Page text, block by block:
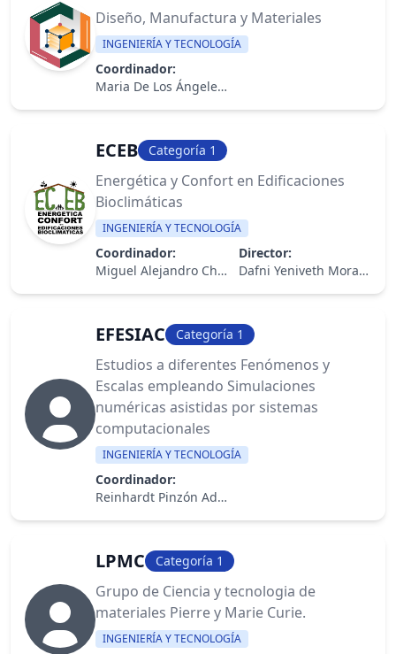
Diseño, Manufactura y Materiales
INGENIERÍA Y TECNOLOGÍA
Coordinador:
Maria De Los Ángeles Ortega Del R.
ECEB Categoría 1
Energética y Confort en Edificaciones
Bioclimáticas
INGENIERÍA Y TECNOLOGÍA
Coordinador:
Miguel Alejandro Chen Austin
Director:
Dafni Yeniveth Mora Guerra
EFESIAC Categoría 1
Estudios a diferentes Fenómenos y
Escalas empleando Simulaciones
numéricas asistidas por sistemas
computacionales
INGENIERÍA Y TECNOLOGÍA
Coordinador:
Reinhardt Pinzón Adames
LPMC Categoría 1
Grupo de Ciencia y tecnologia de
materiales Pierre y Marie Curie.
INGENIERÍA Y TECNOLOGÍA